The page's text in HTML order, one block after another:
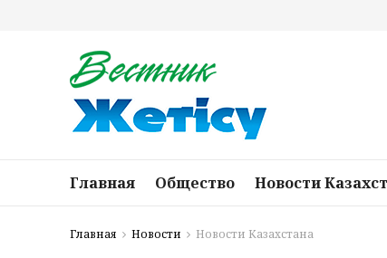
Главная Общество Новости
Главная Новости Новости Казахстана